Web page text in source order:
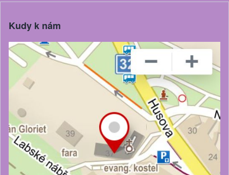
Kudy k nám